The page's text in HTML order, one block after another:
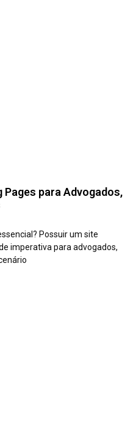
Pages para Advogados,
Possuir um site
imperativa para advogados,